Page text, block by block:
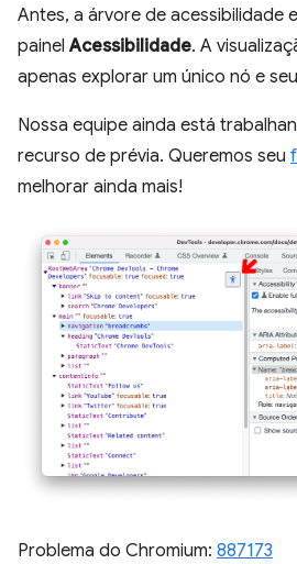
Antes, a árvore de acessibilidade
painelAcessibilidade. A
apenas explorar um único nó e
Nossa equipe ainda está
recurso de prévia. Queremos seu
melhorar ainda mais!
Problema do Chromium: 887173